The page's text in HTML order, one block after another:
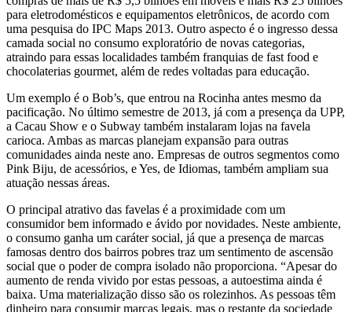
para eletrodomésticos e equipamentos eletrônicos, de acordo com
uma pesquisa do IPC Maps 2013. Outro aspecto é o ingresso dessa
camada social no consumo exploratório de novas categorias,
atraindo para essas localidades também franquias de fast food e
chocolaterias gourmet, além de redes voltadas para educação.
Um exemplo é o Bob’s, que entrou na Rocinha antes mesmo da
pacificação. No último semestre de 2013, já com a presença da UPP,
a Cacau Show e o Subway também instalaram lojas na favela
carioca. Ambas as marcas planejam expansão para outras
comunidades ainda neste ano. Empresas de outros segmentos como
Pink Biju, de acessórios, e Yes, de Idiomas, também ampliam sua
atuação nessas áreas.
O principal atrativo das favelas é a proximidade com um
consumidor bem informado e ávido por novidades. Neste ambiente,
o consumo ganha um caráter social, já que a presença de marcas
famosas dentro dos bairros pobres traz um sentimento de ascensão
social que o poder de compra isolado não proporciona. “Apesar do
aumento de renda vivido por estas pessoas, a autoestima ainda é
baixa. Uma materialização disso são os rolezinhos. As pessoas têm
dinheiro para consumir marcas legais, mas o restante da sociedade